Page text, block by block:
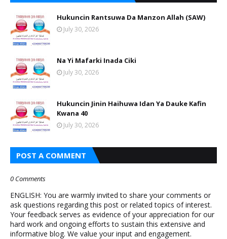
Hukuncin Rantsuwa Da Manzon Allah (SAW)
July 30, 2026
Na Yi Mafarki Inada Ciki
July 30, 2026
Hukuncin Jinin Haihuwa Idan Ya Dauke Kafin
Kwana 40
July 30, 2026
POST A COMMENT
0 Comments
ENGLISH: You are warmly invited to share your comments or
ask questions regarding this post or related topics of interest.
Your feedback serves as evidence of your appreciation for our
hard work and ongoing efforts to sustain this extensive and
informative blog. We value your input and engagement.